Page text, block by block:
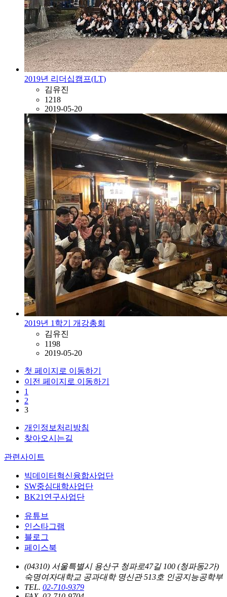
2019년 리더십캠프(LT)
김유진
1218
2019-05-20
2019년 1학기 개강총회
김유진
1198
2019-05-20
첫 페이지로 이동하기
이전 페이지로 이동하기
1
2
3
개인정보처리방침
찾아오시는길
관련사이트
빅데이터혁신융합사업단
SW중심대학사업단
BK21연구사업단
유튜브
인스타그램
블로그
페이스북
(04310) 서울특별시 용산구 청파로47길 100 (청파동2가)
숙명여자대학교 공과대학 명신관 513호 인공지능공학부
TEL. 02-710-9379